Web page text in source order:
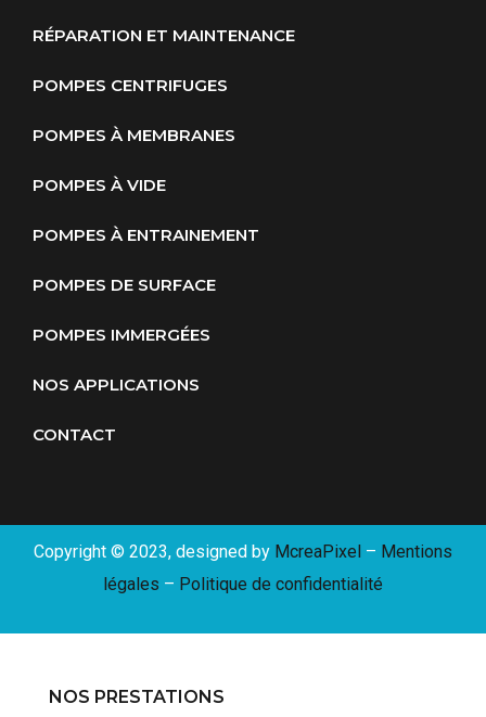
RÉPARATION ET MAINTENANCE
POMPES CENTRIFUGES
POMPES À MEMBRANES
POMPES À VIDE
POMPES À ENTRAINEMENT
POMPES DE SURFACE
POMPES IMMERGÉES
NOS APPLICATIONS
CONTACT
Copyright © 2023, designed by McreaPixel – Mentions
légales – Politique de confidentialité
NOS PRESTATIONS